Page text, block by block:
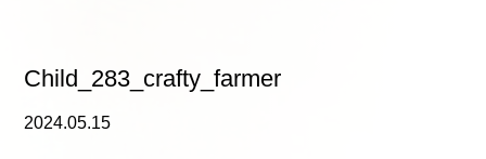
Child_283_crafty_farmer
2024.05.15